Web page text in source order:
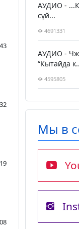
АУДИО -
сүй...
4691331
АУДИО -
“Кытайда
4595805
Мы в